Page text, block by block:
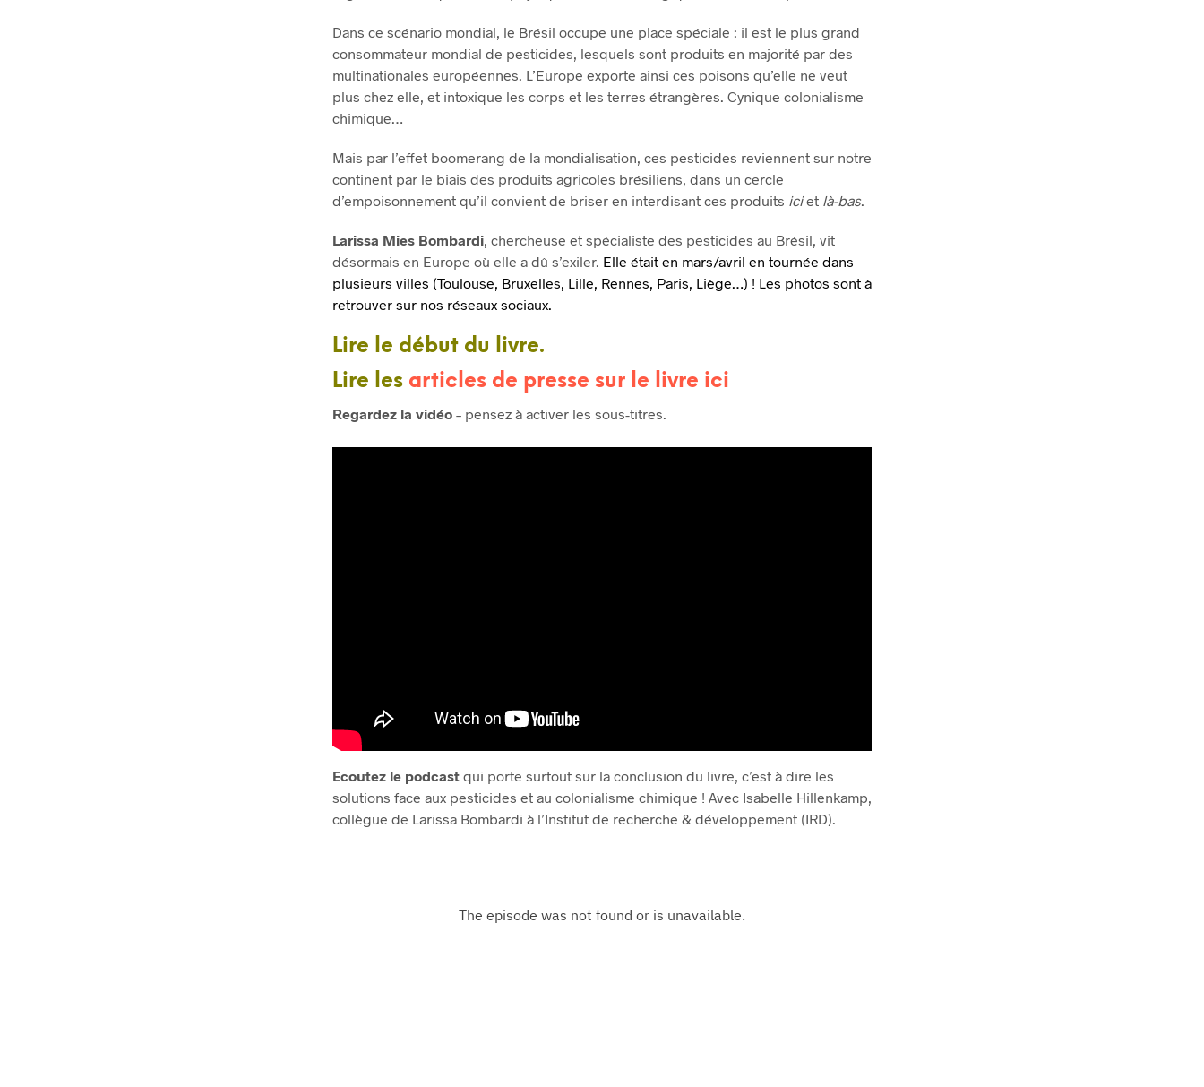
Dans ce scénario mondial, le Brésil occupe une place spéciale : il est le plus grand
consommateur mondial de pesticides, lesquels sont produits en majorité par des
multinationales européennes. L’Europe exporte ainsi ces poisons qu’elle ne veut
plus chez elle, et intoxique les corps et les terres étrangères. Cynique colonialisme
chimique…
Mais par l’effet boomerang de la mondialisation, ces pesticides reviennent sur notre
continent par le biais des produits agricoles brésiliens, dans un cercle
d’empoisonnement qu’il convient de briser en interdisant ces produits iciet là-bas.
Larissa Mies Bombardi, chercheuse et spécialiste des pesticides au Brésil, vit
désormais en Europe où elle a dû s’exiler. Elle était en mars/avril en tournée dans
plusieurs villes (Toulouse, Bruxelles, Lille, Rennes, Paris, Liège…) ! Les photos sont à
retrouver sur nos réseaux sociaux.
Lire le début du livre.
Lire les articles de presse sur le livre ici
Regardez la vidéo – pensez à activer les sous-titres.
Ecoutez le podcast qui porte surtout sur la conclusion du livre, c’est à dire les
solutions face aux pesticides et au colonialisme chimique ! Avec Isabelle Hillenkamp,
collègue de Larissa Bombardi à l’Institut de recherche & développement (IRD).